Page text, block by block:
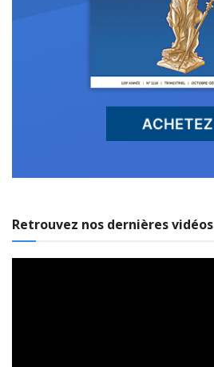
Retrouvez nos dernières vidéos